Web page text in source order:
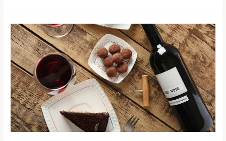
Wine
of
The
Week
–
Vina
Robles
Rosé